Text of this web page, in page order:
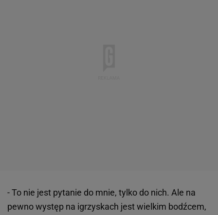
- To nie jest pytanie do mnie, tylko do nich. Ale na
pewno występ na igrzyskach jest wielkim bodźcem,